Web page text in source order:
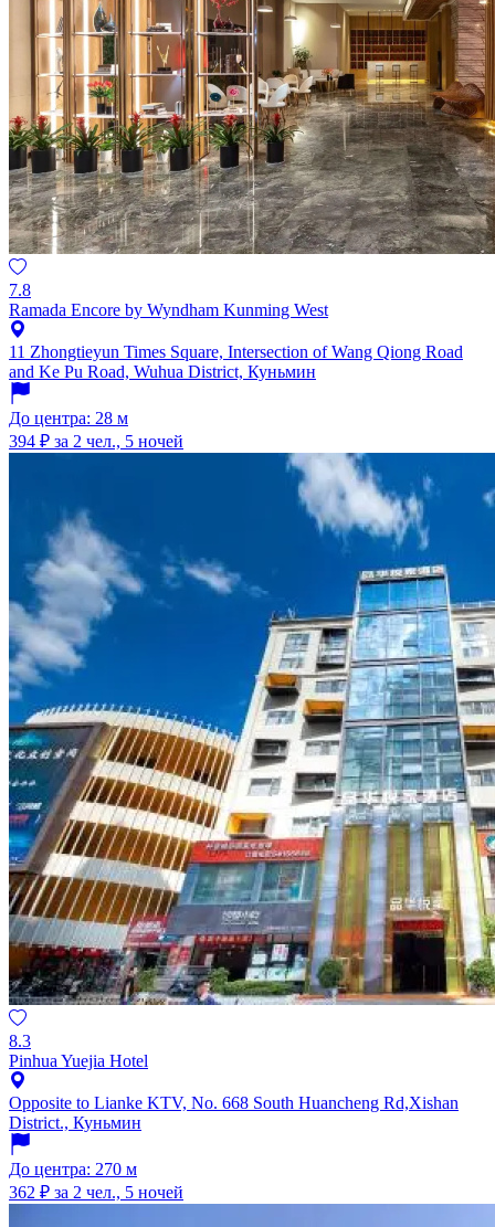
7.8
Ramada Encore by Wyndham Kunming West
11 Zhongtieyun Times Square, Intersection of Wang Qiong Road
and Ke Pu Road, Wuhua District, Куньмин
До центра: 28 м
394 ₽ за 2 чел., 5 ночей
8.3
Pinhua Yuejia Hotel
Opposite to Lianke KTV, No. 668 South Huancheng Rd,Xishan
District., Куньмин
До центра: 270 м
362 ₽ за 2 чел., 5 ночей